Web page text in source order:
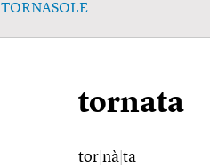
TORNASOLE
tornata
tor nà ta